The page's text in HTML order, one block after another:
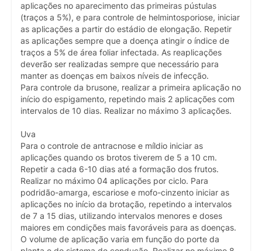
aplicações no aparecimento das primeiras pústulas
(traços a 5%), e para controle de helmintosporiose, iniciar
as aplicações a partir do estádio de elongação. Repetir
as aplicações sempre que a doença atingir o índice de
traços a 5% de área foliar infectada. As reaplicações
deverão ser realizadas sempre que necessário para
manter as doenças em baixos níveis de infecção.
Para controle da brusone, realizar a primeira aplicação no
início do espigamento, repetindo mais 2 aplicações com
intervalos de 10 dias. Realizar no máximo 3 aplicações.
Uva
Para o controle de antracnose e míldio iniciar as
aplicações quando os brotos tiverem de 5 a 10 cm.
Repetir a cada 6-10 dias até a formação dos frutos.
Realizar no máximo 04 aplicações por ciclo. Para
podridão-amarga, escariose e mofo-cinzento iniciar as
aplicações no início da brotação, repetindo a intervalos
de 7 a 15 dias, utilizando intervalos menores e doses
maiores em condições mais favoráveis para as doenças.
O volume de aplicação varia em função do porte da